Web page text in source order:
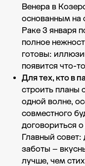
Венера в
основанным на
Раке 3 января
полное
готовы:
появится что-
Для тех, кто в
строить планы
одной волне,
совместного
договориться
Главный совет:
заботы –
лучше, чем